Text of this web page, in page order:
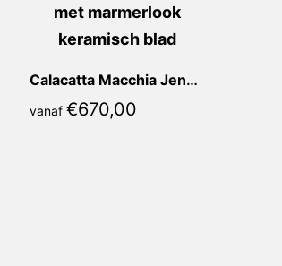
Calacatta Macchia Jennifer Recht
vanaf €670,00